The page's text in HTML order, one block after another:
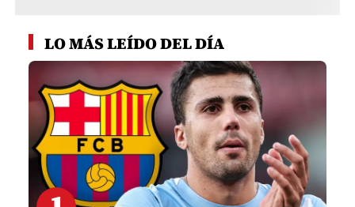
DEPORTES
Manchester City rechaza la
primera propuesta del Barcelona
por Rodri